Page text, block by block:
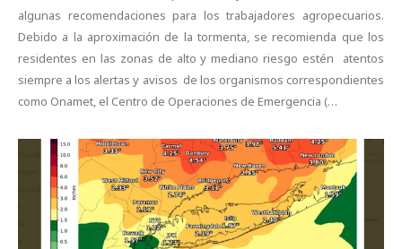
algunas recomendaciones para los trabajadores agropecuarios.
Debido a la aproximación de la tormenta, se recomienda que los
residentes en las zonas de alto y mediano riesgo estén atentos
siempre a los alertas y avisos de los organismos correspondientes
como Onamet, el Centro de Operaciones de Emergencia (…